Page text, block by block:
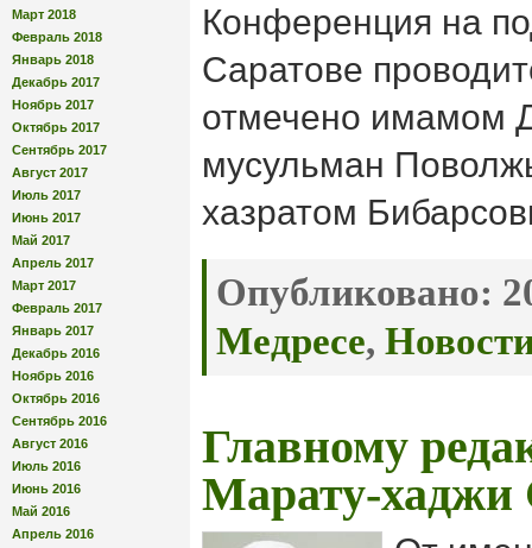
Март 2018
Февраль 2018
Январь 2018
Декабрь 2017
Ноябрь 2017
Октябрь 2017
Сентябрь 2017
Август 2017
Июль 2017
Июнь 2017
Май 2017
Апрель 2017
Март 2017
Февраль 2017
Январь 2017
Декабрь 2016
Ноябрь 2016
Октябрь 2016
Сентябрь 2016
Август 2016
Июль 2016
Июнь 2016
Май 2016
Апрель 2016
Конференция на
Саратове
отмечено имамом
мусульман
хазратом
Опубликовано:
Медресе,
Главному
Марату-хаджи